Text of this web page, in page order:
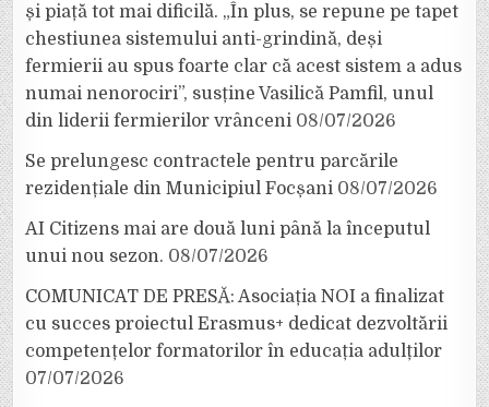
și piață tot mai dificilă. „În plus, se repune pe tapet
chestiunea sistemului anti-grindină, deși
fermierii au spus foarte clar că acest sistem a adus
numai nenorociri”, susține Vasilică Pamfil, unul
din liderii fermierilor vrânceni 08/07/2026
Se prelungesc contractele pentru parcările
rezidențiale din Municipiul Focșani 08/07/2026
AI Citizens mai are două luni până la începutul
unui nou sezon. 08/07/2026
COMUNICAT DE PRESĂ: Asociația NOI a finalizat
cu succes proiectul Erasmus+ dedicat dezvoltării
competențelor formatorilor în educația adulților
07/07/2026